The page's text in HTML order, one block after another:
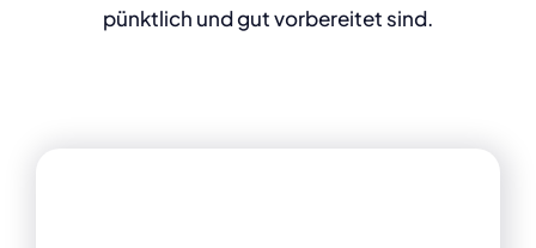
pünktlich und gut vorbereitet sind.